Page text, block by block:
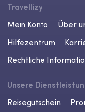
Travellizy
Mein Konto
Über
Hilfezentrum
Rechtliche
Unsere
Reisegutschein